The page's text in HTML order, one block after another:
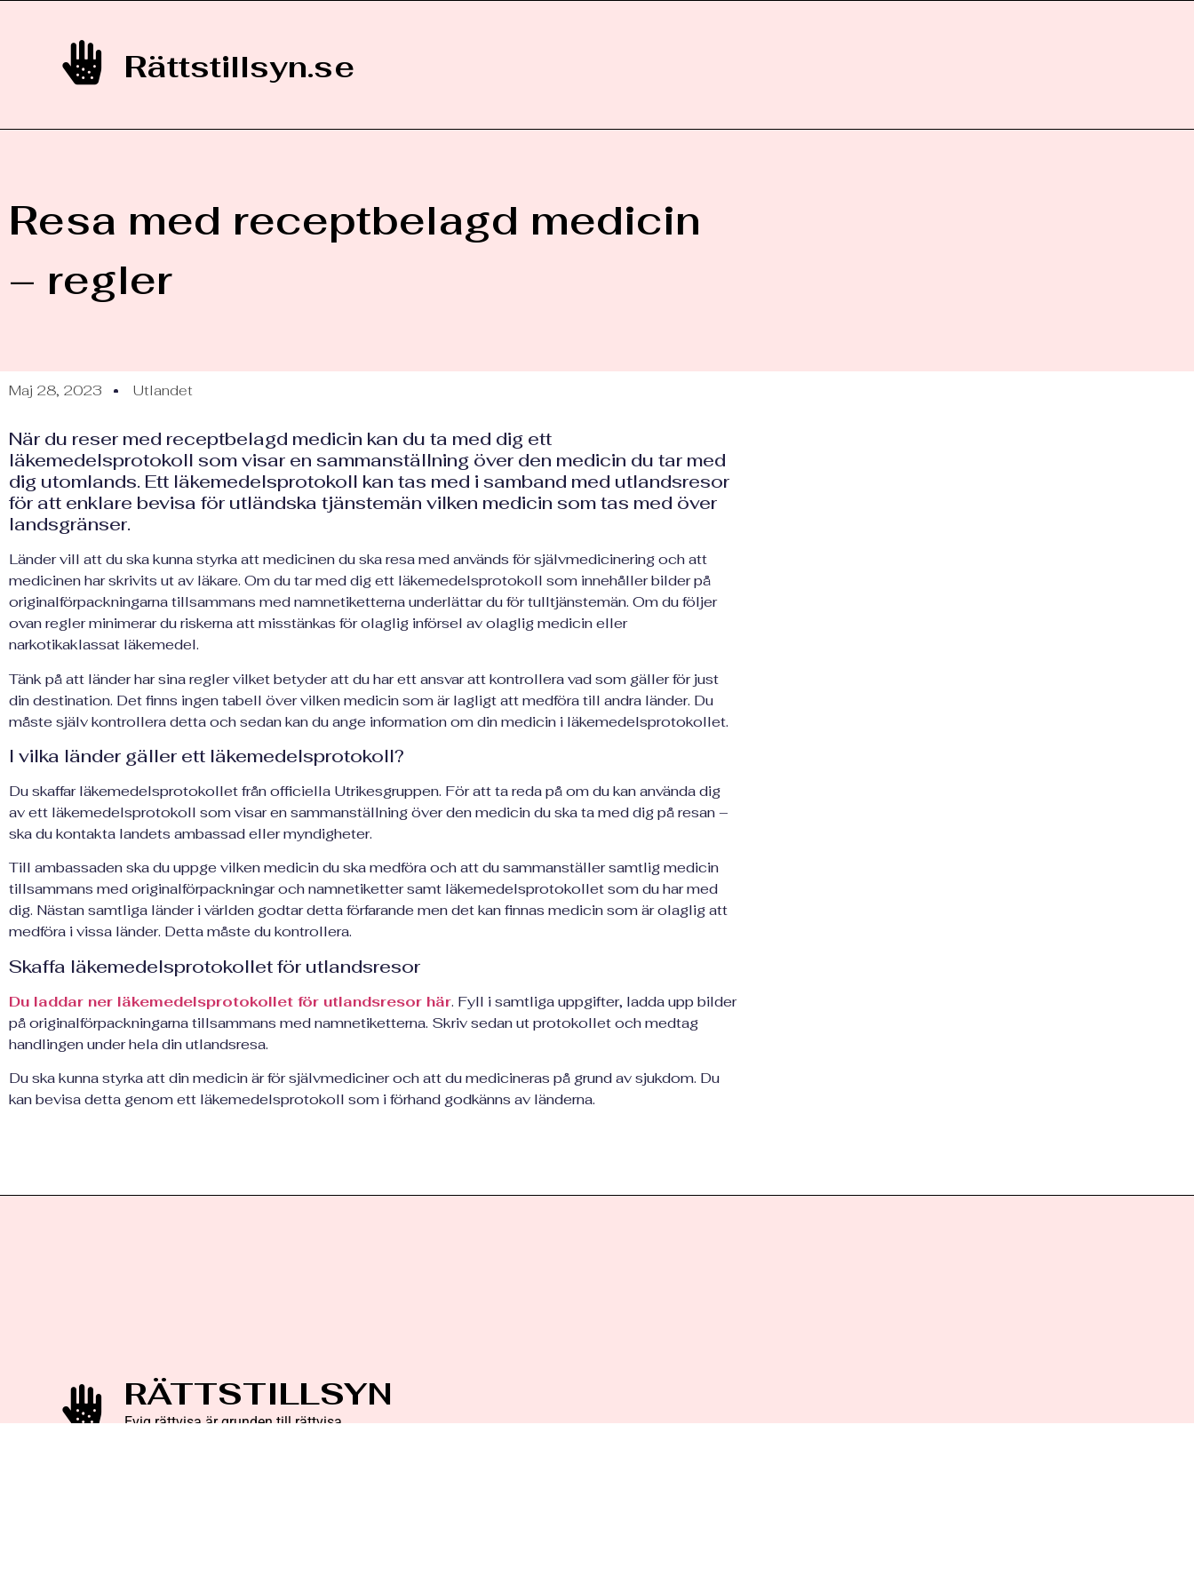
Rättstillsyn.se
Resa med receptbelagd medicin
– regler
Maj 28, 2023 Utlandet
När du reser med receptbelagd medicin kan du ta med dig ett
läkemedelsprotokoll som visar en sammanställning över den medicin du tar med
dig utomlands. Ett läkemedelsprotokoll kan tas med i samband med utlandsresor
för att enklare bevisa för utländska tjänstemän vilken medicin som tas med över
landsgränser.
Länder vill att du ska kunna styrka att medicinen du ska resa med används för självmedicinering och att
medicinen har skrivits ut av läkare. Om du tar med dig ett läkemedelsprotokoll som innehåller bilder på
originalförpackningarna tillsammans med namnetiketterna underlättar du för tulltjänstemän. Om du följer
ovan regler minimerar du riskerna att misstänkas för olaglig införsel av olaglig medicin eller
narkotikaklassat läkemedel.
Tänk på att länder har sina regler vilket betyder att du har ett ansvar att kontrollera vad som gäller för just
din destination. Det finns ingen tabell över vilken medicin som är lagligt att medföra till andra länder. Du
måste själv kontrollera detta och sedan kan du ange information om din medicin i läkemedelsprotokollet.
I vilka länder gäller ett läkemedelsprotokoll?
Du skaffar läkemedelsprotokollet från officiella Utrikesgruppen. För att ta reda på om du kan använda dig
av ett läkemedelsprotokoll som visar en sammanställning över den medicin du ska ta med dig på resan –
ska du kontakta landets ambassad eller myndigheter.
Till ambassaden ska du uppge vilken medicin du ska medföra och att du sammanställer samtlig medicin
tillsammans med originalförpackningar och namnetiketter samt läkemedelsprotokollet som du har med
dig. Nästan samtliga länder i världen godtar detta förfarande men det kan finnas medicin som är olaglig att
medföra i vissa länder. Detta måste du kontrollera.
Skaffa läkemedelsprotokollet för utlandsresor
Du laddar ner läkemedelsprotokollet för utlandsresor här. Fyll i samtliga uppgifter, ladda upp bilder
på originalförpackningarna tillsammans med namnetiketterna. Skriv sedan ut protokollet och medtag
handlingen under hela din utlandsresa.
Du ska kunna styrka att din medicin är för självmediciner och att du medicineras på grund av sjukdom. Du
kan bevisa detta genom ett läkemedelsprotokoll som i förhand godkänns av länderna.
RÄTTSTILLSYN
Evig rättvisa är grunden till rättvisa